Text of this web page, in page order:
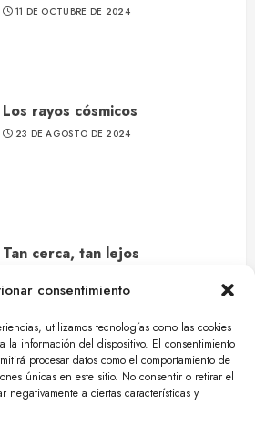
consentimiento
utilizamos tecnologías como las cookies
la información del dispositivo. El consentimiento
procesar datos como el comportamiento de
únicas en este sitio. No consentir o retirar el
negativamente a ciertas características y
11 DE OCTUBRE DE 2024
Los rayos cósmicos
23 DE AGOSTO DE 2024
Tan cerca, tan lejos
¿Qué es eso que viene del
cielo?